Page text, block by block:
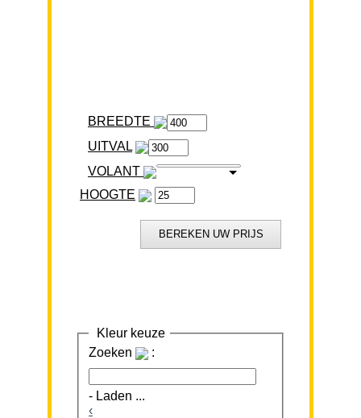
BREEDTE
VOLANT
HOOGTE
Kleur keuze
Zoeken
:
- Laden ...
‹